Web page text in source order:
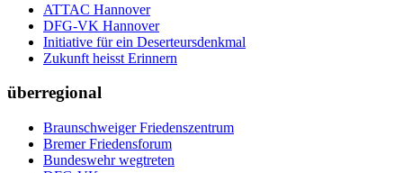
ATTAC Hannover
DFG-VK Hannover
Initiative für ein Deserteursdenkmal
Zukunft heisst Erinnern
überregional
Braunschweiger Friedenszentrum
Bremer Friedensforum
Bundeswehr wegtreten